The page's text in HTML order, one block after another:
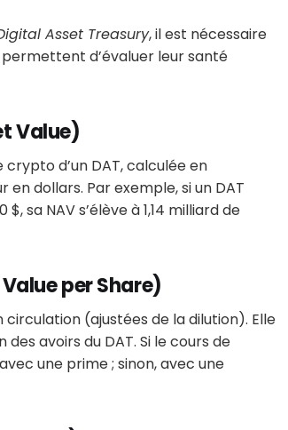
Asset Treasury, il est nécessaire
d’évaluer leur santé
Value)
d’un DAT, calculée en
dollars. Par exemple, si un DAT
sa NAV s’élève à 1,14 milliard de
per Share)
circulation (ajustées de la dilution). Elle
avoirs du DAT. Si le cours de
une prime ; sinon, avec une